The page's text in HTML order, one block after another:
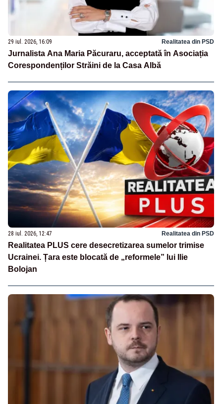
29 iul. 2026, 16:09 Realitatea din PSD
Jurnalista Ana Maria Păcuraru, acceptată în Asociația
Corespondenților Străini de la Casa Albă
28 iul. 2026, 12:47 Realitatea din PSD
Realitatea PLUS cere desecretizarea sumelor trimise
Ucrainei. Țara este blocată de „reformele” lui Ilie
Bolojan